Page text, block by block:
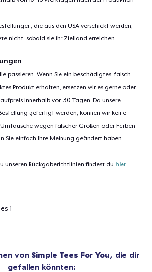
die aus den USA verschickt werden,
nicht, sobald sie ihr Zielland erreichen.
passieren. Wenn Sie ein beschädigtes, falsch
Produkt erhalten, ersetzen wir es gerne oder
innerhalb von 30 Tagen. Da unsere
gefertigt werden, können wir keine
wegen falscher Größen oder Farben
Sie einfach Ihre Meinung geändert haben.
unseren Rückgaberichtlinien findest du hier
1
von Simple Tees For You, die dir
gefallen könnten: